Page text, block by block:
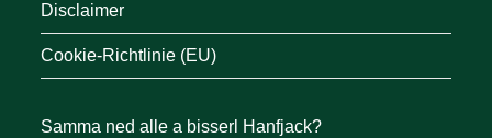
Disclaimer
Cookie-Richtlinie (EU)
Samma ned alle a bisserl Hanfjack?